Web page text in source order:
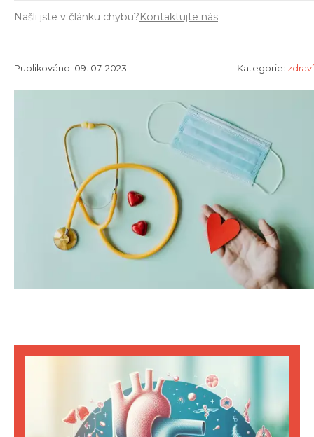
Našli jste v článku chybu?Kontaktujte nás
Publikováno: 09. 07. 2023 Kategorie: zdraví